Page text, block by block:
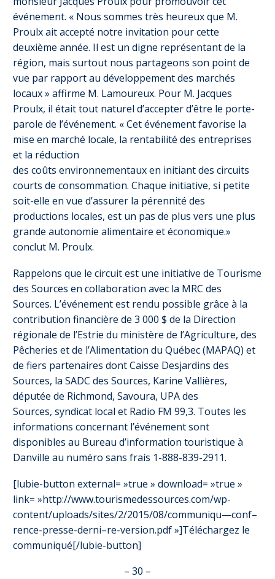
événement. « Nous sommes très heureux que M.
Proulx ait accepté notre invitation pour cette
deuxième année. Il est un digne représentant de la
région, mais surtout nous partageons son point de
vue par rapport au développement des marchés
locaux » affirme M. Lamoureux. Pour M. Jacques
Proulx, il était tout naturel d’accepter d’être le porte-
parole de l’événement. « Cet événement favorise la
mise en marché locale, la rentabilité des entreprises
et la réduction
des coûts environnementaux en initiant des circuits
courts de consommation. Chaque initiative, si petite
soit-elle en vue d’assurer la pérennité des
productions locales, est un pas de plus vers une plus
grande autonomie alimentaire et économique.»
conclut M. Proulx.
Rappelons que le circuit est une initiative de Tourisme
des Sources en collaboration avec la MRC des
Sources. L’événement est rendu possible grâce à la
contribution financière de 3 000 $ de la Direction
régionale de l’Estrie du ministère de l’Agriculture, des
Pêcheries et de l’Alimentation du Québec (MAPAQ) et
de fiers partenaires dont Caisse Desjardins des
Sources, la SADC des Sources, Karine Vallières,
députée de Richmond, Savoura, UPA des
Sources, syndicat local et Radio FM 99,3. Toutes les
informations concernant l’événement sont
disponibles au Bureau d’information touristique à
Danville au numéro sans frais 1-888-839-2911.
[lubie-button external= »true » download= »true »
link= »http://www.tourismedessources.com/wp-
content/uploads/sites/2/2015/08/communiqu—conf–
rence-presse-derni–re-version.pdf »]Téléchargez le
communiqué[/lubie-button]
– 30 –